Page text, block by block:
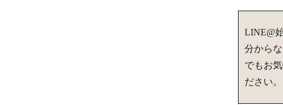
LINE@
分から
でもお
ださい。